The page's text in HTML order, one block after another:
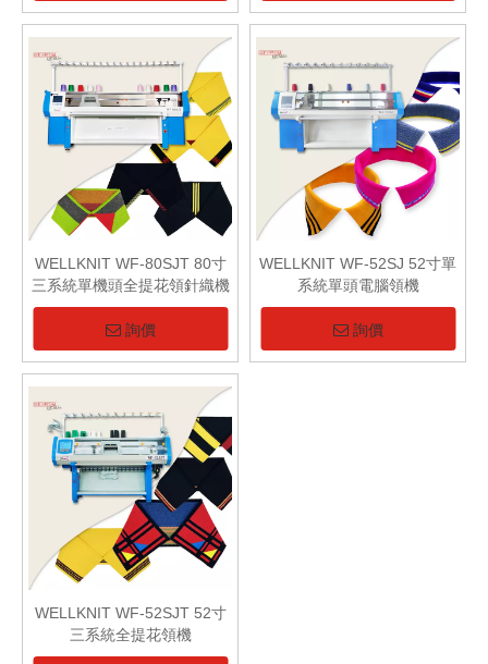
WELLKNIT WF-80SJT 80寸
三​​系統單機頭全提花領針織機
詢價
WELLKNIT WF-52SJ 52寸單
系統單頭電腦領機
詢價
WELLKNIT WF-52SJT 52寸
三系統全提花領機